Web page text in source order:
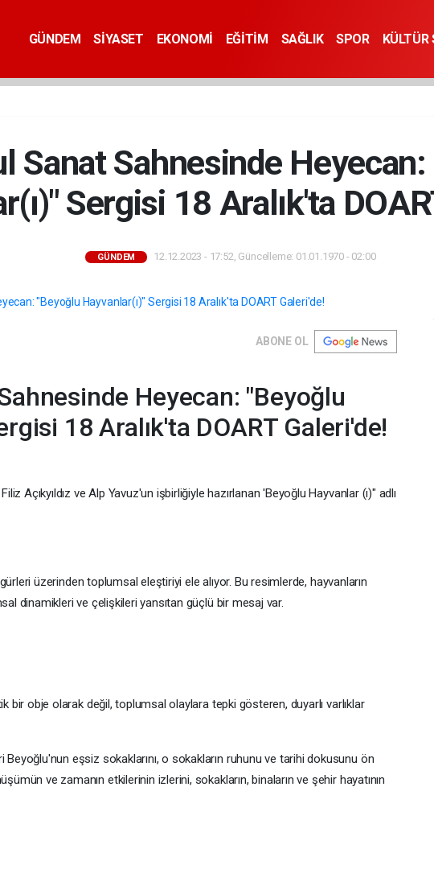
GÜNDEM SİYASET EKONOMİ EĞİTİM SAĞLIK SPOR KÜLTÜR
Sanat Sahnesinde
Sergisi 18 Aralık'ta
GÜNDEM 12.12.2023 - 17:52, Güncelleme: 01.01.1970 - 02:00
ABONE OL
Heyecan: "Beyoğlu
18 Aralık'ta DOART Galeri'de!
Açıkyıldız ve Alp Yavuz'un işbirliğiyle hazırlanan 'Beyoğlu Hayvanlar (ı)" adlı
üzerinden toplumsal eleştiriyi ele alıyor. Bu resimlerde, hayvanların
dinamikleri ve çelişkileri yansıtan güçlü bir mesaj var.
bir obje olarak değil, toplumsal olaylara tepki gösteren, duyarlı varlıklar
Beyoğlu'nun eşsiz sokaklarını, o sokakların ruhunu ve tarihi dokusunu ön
ve zamanın etkilerinin izlerini, sokakların, binaların ve şehir hayatının